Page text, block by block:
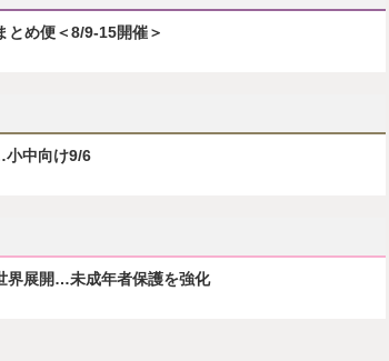
とめ便＜8/9-15開催＞
小中向け9/6
界展開…未成年者保護を強化